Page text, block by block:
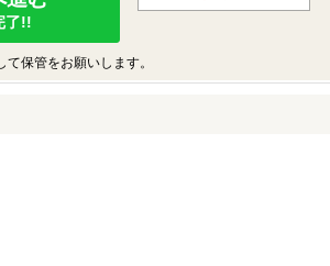
了!!
保管をお願いします。